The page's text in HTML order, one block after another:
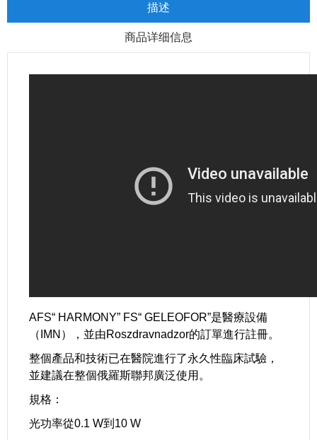
描述
商品详细信息
AFS“ HARMONY” FS“ GELEOFOR”是醫療設備
（IMN），並由Roszdravnadzor的訂單進行註冊。
整個產品和技術已在醫院進行了永久性臨床試驗，
並建議在整個俄羅斯聯邦廣泛使用。
規格：
光功率從0.1 W到10 W